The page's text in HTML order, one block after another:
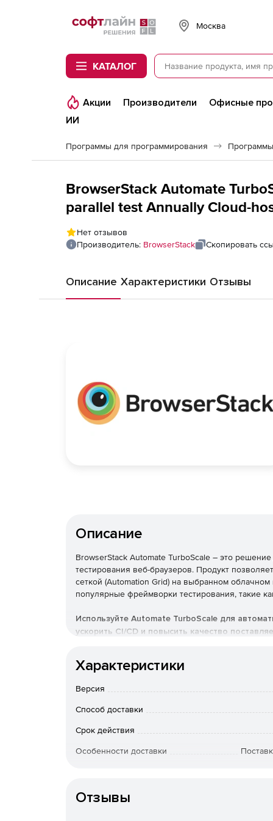
Softline
Москва
КАТАЛОГ
Акции Производители Офисные
ИИ
Программы для программирования
BrowserStack Automate
parallel test Annually Cloud-
Нет отзывов
Производитель: BrowserStack Скопировать
Описание Характеристики Отзывы
Описание
BrowserStack Automate TurboScale – это
тестирования веб-браузеров. Продукт
сеткой (Automation Grid) на выбранном
популярные фреймворки тестирования, такие
Используйте Automate TurboScale для
ускорить CI/CD и повысить качество
Основные преимущества
Быстрая и простая настройка
Масштабируемость: возможность запускать
Постоянный мониторинг здоровья сетки,
Характеристики
Версия
Способ доставки
Срок действия
Особенности доставки
Отзывы